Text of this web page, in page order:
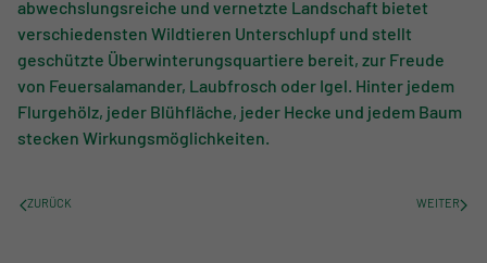
abwechslungsreiche und vernetzte Landschaft bietet
verschiedensten Wildtieren Unterschlupf und stellt
geschützte Überwinterungsquartiere bereit, zur Freude
von Feuersalamander, Laubfrosch oder Igel. Hinter jedem
Flurgehölz, jeder Blühfläche, jeder Hecke und jedem Baum
stecken Wirkungsmöglichkeiten.
ZURÜCK WEITER